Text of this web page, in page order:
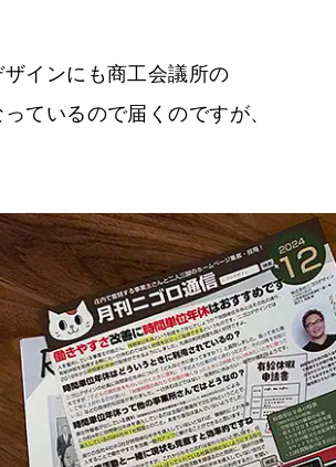
ザインにも商工会議所の
ているので届くのですが、